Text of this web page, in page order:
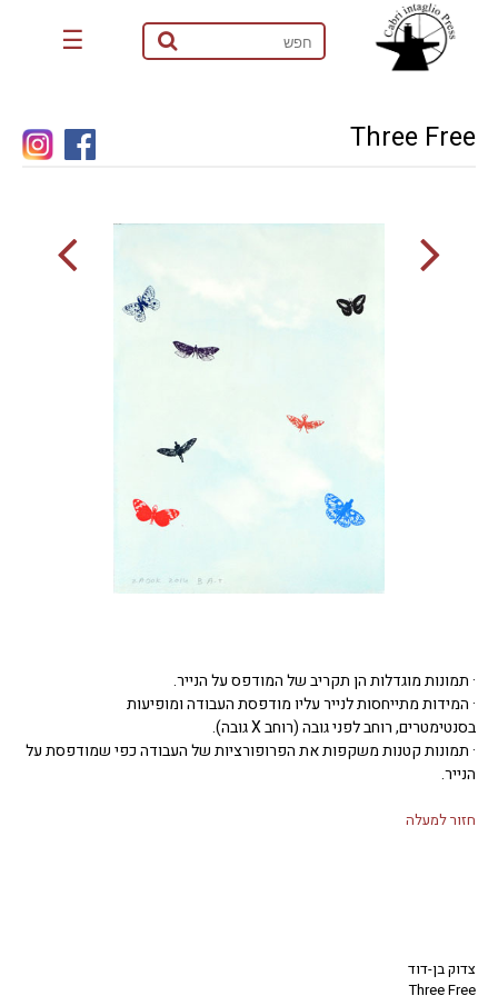
☰
Three Free
· תמונות מוגדלות הן תקריב של המודפס על הנייר.
· המידות מתייחסות לנייר עליו מודפסת העבודה ומופיעות
בסנטימטרים, רוחב לפני גובה (רוחב X גובה).
· תמונות קטנות משקפות את הפרופורציות של העבודה כפי שמודפסת על
הנייר.
חזור למעלה
צדוק בן-דוד
Three Free